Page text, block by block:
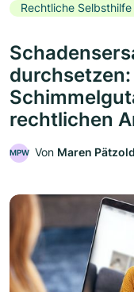
Rechtliche Selbsthilfe
durchsetzen:
rechtlichen
MPW Von Maren